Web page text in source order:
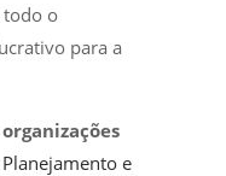
todo o
para a
Planejamento e